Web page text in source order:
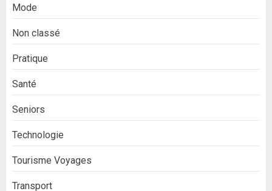
Mode
Non classé
Pratique
Santé
Seniors
Technologie
Tourisme Voyages
Transport